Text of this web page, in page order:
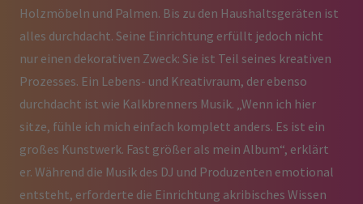
Holzmöbeln und Palmen. Bis zu den Haushaltsgeräten ist
alles durchdacht. Seine Einrichtung erfüllt jedoch nicht
nur einen dekorativen Zweck: Sie ist Teil seines kreativen
Prozesses. Ein Lebens- und Kreativraum, der ebenso
durchdacht ist wie Kalkbrenners Musik. „Wenn ich hier
sitze, fühle ich mich einfach komplett anders. Es ist ein
großes Kunstwerk. Fast größer als mein Album“, erklärt
er. Während die Musik des DJ und Produzenten emotional
entsteht, erforderte die Einrichtung akribisches Wissen